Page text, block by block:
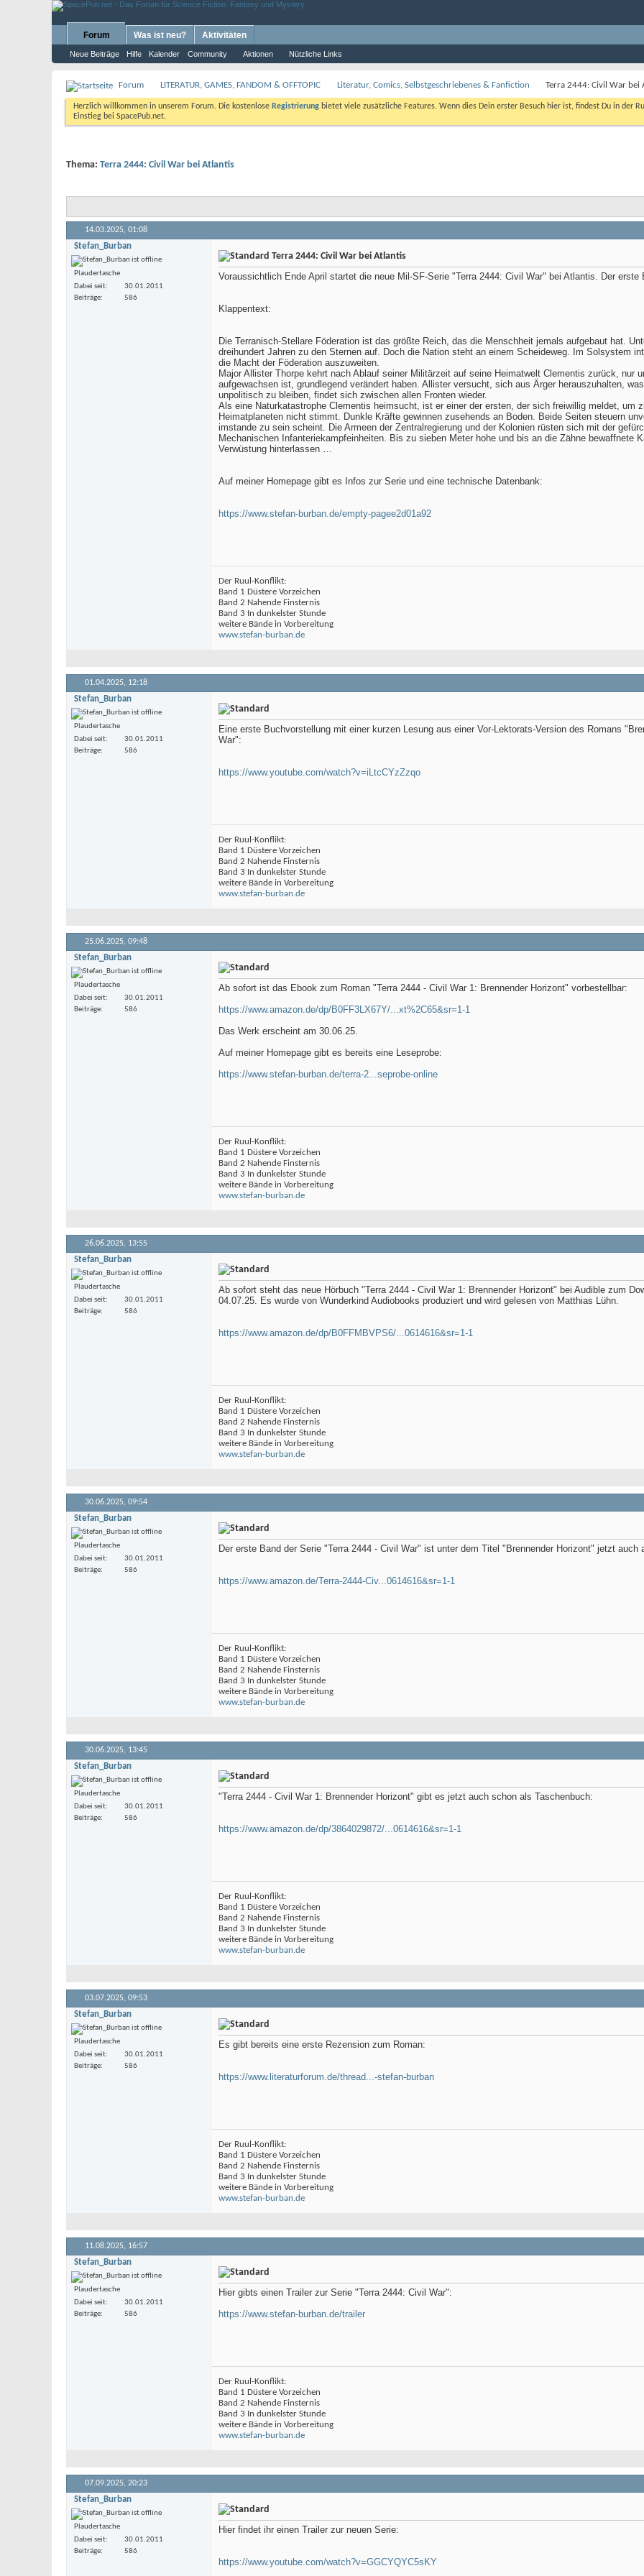
Forum
Neue Beiträge Hilfe Kalender Community Aktionen Nützliche Links
Was ist neu? Aktivitäten
Forum LITERATUR, GAMES, FANDOM & OFFTOPIC Literatur, Comics, Selbstgeschriebenes & Fanfiction Terra 2444: Civil War bei
Herzlich willkommen in unserem Forum. Die kostenlose Registrierung bietet viele zusätzliche Features. Wenn dies Dein erster Besuch hier ist, findest Du in der
Einstieg bei SpacePub.net.
Thema: Terra 2444: Civil War bei Atlantis
14.03.2025, 01:08
Stefan_Burban
Plaudertasche
Dabei seit
30.01.2011
Beiträge
586
Terra 2444: Civil War bei Atlantis
Voraussichtlich Ende April startet die neue Mil-SF-Serie "Terra 2444: Civil War" bei Atlantis. Der
Klappentext:
Die Terranisch-Stellare Föderation ist das größte Reich, das die Menschheit jemals aufgebaut hat.
dreihundert Jahren zu den Sternen auf. Doch die Nation steht an einem Scheideweg. Im Solsystem
die Macht der Föderation auszuweiten.
Major Allister Thorpe kehrt nach Ablauf seiner Militärzeit auf seine Heimatwelt Clementis zurück, nur
aufgewachsen ist, grundlegend verändert haben. Allister versucht, sich aus Ärger herauszuhalten,
unpolitisch zu bleiben, findet sich zwischen allen Fronten wieder.
Als eine Naturkatastrophe Clementis heimsucht, ist er einer der ersten, der sich freiwillig meldet, um
Heimatplaneten nicht stimmt. Dunkle Kräfte gewinnen zusehends an Boden. Beide Seiten steuern
imstande zu sein scheint. Die Armeen der Zentralregierung und der Kolonien rüsten sich mit der
Mechanischen Infanteriekampfeinheiten. Bis zu sieben Meter hohe und bis an die Zähne bewaffnete
Verwüstung hinterlassen …
Auf meiner Homepage gibt es Infos zur Serie und eine technische Datenbank:
https://www.stefan-burban.de/empty-pagee2d01a92
Der Ruul-Konflikt:
Band 1 Düstere Vorzeichen
Band 2 Nahende Finsternis
Band 3 In dunkelster Stunde
weitere Bände in Vorbereitung
www.stefan-burban.de
01.04.2025, 12:18
Stefan_Burban
Plaudertasche
Dabei seit
30.01.2011
Beiträge
586
Eine erste Buchvorstellung mit einer kurzen Lesung aus einer Vor-Lektorats-Version des Romans
War":
https://www.youtube.com/watch?v=iLtcCYzZzqo
Der Ruul-Konflikt:
Band 1 Düstere Vorzeichen
Band 2 Nahende Finsternis
Band 3 In dunkelster Stunde
weitere Bände in Vorbereitung
www.stefan-burban.de
25.06.2025, 09:48
Stefan_Burban
Plaudertasche
Dabei seit
30.01.2011
Beiträge
586
Ab sofort ist das Ebook zum Roman "Terra 2444 - Civil War 1: Brennender Horizont" vorbestellbar:
https://www.amazon.de/dp/B0FF3LX67Y/...xt%2C65&sr=1-1
Das Werk erscheint am 30.06.25.
Auf meiner Homepage gibt es bereits eine Leseprobe:
https://www.stefan-burban.de/terra-2...seprobe-online
Der Ruul-Konflikt:
Band 1 Düstere Vorzeichen
Band 2 Nahende Finsternis
Band 3 In dunkelster Stunde
weitere Bände in Vorbereitung
www.stefan-burban.de
26.06.2025, 13:55
Stefan_Burban
Plaudertasche
Dabei seit
30.01.2011
Beiträge
586
Ab sofort steht das neue Hörbuch "Terra 2444 - Civil War 1: Brennender Horizont" bei Audible zum
04.07.25. Es wurde von Wunderkind Audiobooks produziert und wird gelesen von Matthias Lühn.
https://www.amazon.de/dp/B0FFMBVPS6/...0614616&sr=1-1
Der Ruul-Konflikt:
Band 1 Düstere Vorzeichen
Band 2 Nahende Finsternis
Band 3 In dunkelster Stunde
weitere Bände in Vorbereitung
www.stefan-burban.de
30.06.2025, 09:54
Stefan_Burban
Plaudertasche
Dabei seit
30.01.2011
Beiträge
586
Der erste Band der Serie "Terra 2444 - Civil War" ist unter dem Titel "Brennender Horizont" jetzt
https://www.amazon.de/Terra-2444-Civ...0614616&sr=1-1
Der Ruul-Konflikt:
Band 1 Düstere Vorzeichen
Band 2 Nahende Finsternis
Band 3 In dunkelster Stunde
weitere Bände in Vorbereitung
www.stefan-burban.de
30.06.2025, 13:45
Stefan_Burban
Plaudertasche
Dabei seit
30.01.2011
Beiträge
586
"Terra 2444 - Civil War 1: Brennender Horizont" gibt es jetzt auch schon als Taschenbuch:
https://www.amazon.de/dp/3864029872/...0614616&sr=1-1
Der Ruul-Konflikt:
Band 1 Düstere Vorzeichen
Band 2 Nahende Finsternis
Band 3 In dunkelster Stunde
weitere Bände in Vorbereitung
www.stefan-burban.de
03.07.2025, 09:53
Stefan_Burban
Plaudertasche
Dabei seit
30.01.2011
Beiträge
586
Es gibt bereits eine erste Rezension zum Roman:
https://www.literaturforum.de/thread...-stefan-burban
Der Ruul-Konflikt:
Band 1 Düstere Vorzeichen
Band 2 Nahende Finsternis
Band 3 In dunkelster Stunde
weitere Bände in Vorbereitung
www.stefan-burban.de
11.08.2025, 16:57
Stefan_Burban
Plaudertasche
Dabei seit
30.01.2011
Beiträge
586
Hier gibts einen Trailer zur Serie "Terra 2444: Civil War":
https://www.stefan-burban.de/trailer
Der Ruul-Konflikt:
Band 1 Düstere Vorzeichen
Band 2 Nahende Finsternis
Band 3 In dunkelster Stunde
weitere Bände in Vorbereitung
www.stefan-burban.de
07.09.2025, 20:23
Stefan_Burban
Plaudertasche
Dabei seit
30.01.2011
Beiträge
586
Hier findet ihr einen Trailer zur neuen Serie:
https://www.youtube.com/watch?v=GGCYQYC5sKY